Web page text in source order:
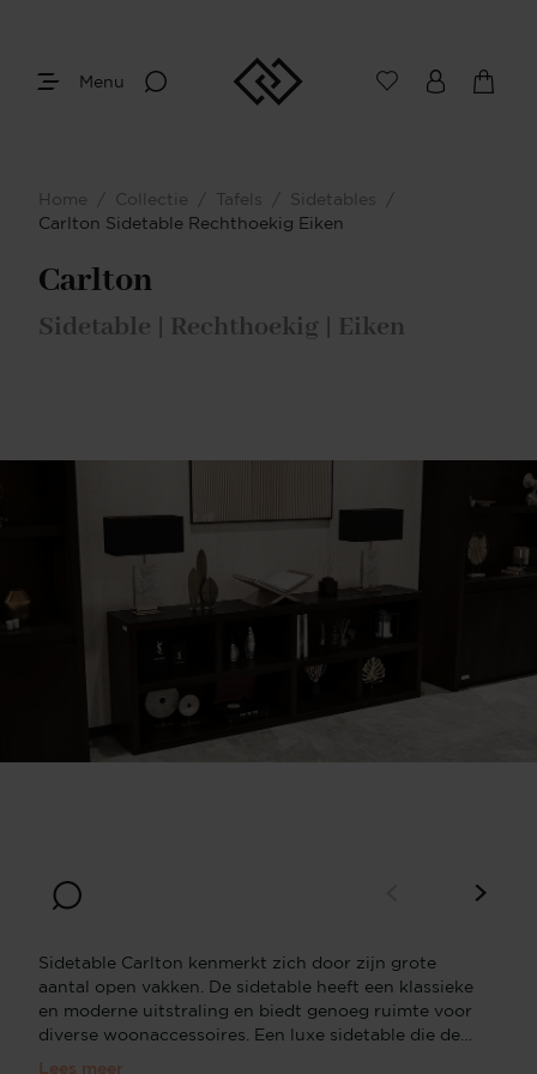
Menu
Home / Collectie / Tafels / Sidetables
/
Carlton Sidetable Rechthoekig Eiken
Carlton
Sidetable | Rechthoekig | Eiken
Sidetable Carlton kenmerkt zich door zijn grote
aantal open vakken. De sidetable heeft een klassieke
en moderne uitstraling en biedt genoeg ruimte voor
diverse woonaccessoires. Een luxe sidetable die de
Lees meer
Afmetingen
Je bent gestart met het samenstellen van
bepalen van de gewenste afmetingen.
Diepte